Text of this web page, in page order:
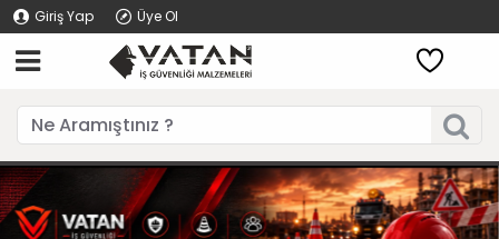
Giriş Yap Üye Ol